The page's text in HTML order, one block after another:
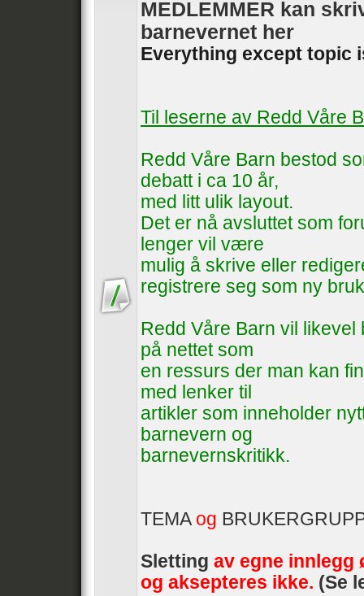
MEDLEMMER kan
barnevernet her
Everything except topic
Til leserne av Redd Våre
Redd Våre Barn bestod
debatt i ca 10 år,
med litt ulik layout.
Det er nå avsluttet som
lenger vil være
mulig å skrive eller
registrere seg som ny
Redd Våre Barn vil
på nettet som
en ressurs der man kan
med lenker til
artikler som inneholder
barnevern og
barnevernskritikk.
TEMAog
Sletting av egne innlegg
og aksepteres ikke. (Se